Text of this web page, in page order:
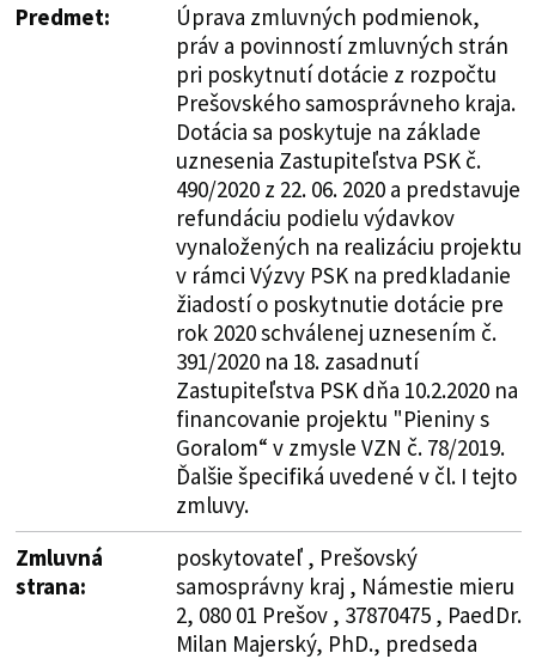
Predmet:
Úprava zmluvných podmienok,
práv a povinností zmluvných strán
pri poskytnutí dotácie z rozpočtu
Prešovského samosprávneho kraja.
Dotácia sa poskytuje na základe
uznesenia Zastupiteľstva PSK č.
490/2020 z 22. 06. 2020 a predstavuje
refundáciu podielu výdavkov
vynaložených na realizáciu projektu
v rámci Výzvy PSK na predkladanie
žiadostí o poskytnutie dotácie pre
rok 2020 schválenej uznesením č.
391/2020 na 18. zasadnutí
Zastupiteľstva PSK dňa 10.2.2020 na
financovanie projektu "Pieniny s
Goralom“ v zmysle VZN č. 78/2019.
Ďalšie špecifiká uvedené v čl. I tejto
zmluvy.
Zmluvná
strana:
poskytovateľ , Prešovský
samosprávny kraj , Námestie mieru
2, 080 01 Prešov , 37870475 , PaedDr.
Milan Majerský, PhD., predseda